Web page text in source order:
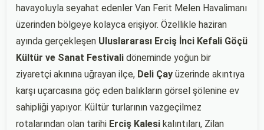
havayoluyla seyahat edenler Van Ferit Melen Havalimanı
üzerinden bölgeye kolayca erişiyor. Özellikle haziran
ayında gerçekleşen Uluslararası Erciş İnci Kefali Göçü
Kültür ve Sanat Festivali döneminde yoğun bir
ziyaretçi akınına uğrayan ilçe, Deli Çay üzerinde akıntıya
karşı uçarcasına göç eden balıkların görsel şölenine ev
sahipliği yapıyor. Kültür turlarının vazgeçilmez
rotalarından olan tarihi Erciş Kalesi kalıntıları, Zilan